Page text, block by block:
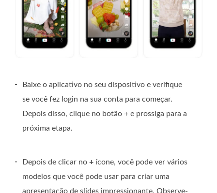
-
Baixe o aplicativo no seu dispositivo e verifique
se você fez login na sua conta para começar.
Depois disso, clique no botão + e prossiga para a
próxima etapa.
- Depois de clicar no + ícone, você pode ver vários
modelos que você pode usar para criar uma
apresentação de slides impressionante. Observe-